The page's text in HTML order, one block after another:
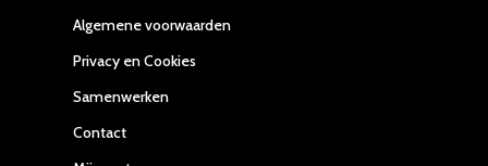
Algemene voorwaarden
Privacy en Cookies
Samenwerken
Contact